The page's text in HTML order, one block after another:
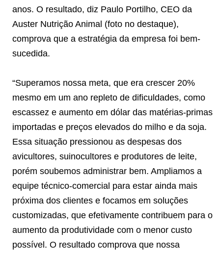
anos. O resultado, diz Paulo Portilho, CEO da
Auster Nutrição Animal (foto no destaque),
comprova que a estratégia da empresa foi bem-
sucedida.
“Superamos nossa meta, que era crescer 20%
mesmo em um ano repleto de dificuldades, como
escassez e aumento em dólar das matérias-primas
importadas e preços elevados do milho e da soja.
Essa situação pressionou as despesas dos
avicultores, suinocultores e produtores de leite,
porém soubemos administrar bem. Ampliamos a
equipe técnico-comercial para estar ainda mais
próxima dos clientes e focamos em soluções
customizadas, que efetivamente contribuem para o
aumento da produtividade com o menor custo
possível. O resultado comprova que nossa